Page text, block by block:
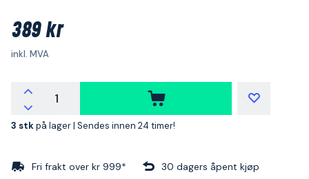
389 kr
inkl. MVA
3 stkpå lager | Sendes innen 24 timer!
Fri frakt over kr 999* 30 dagers åpent kjøp